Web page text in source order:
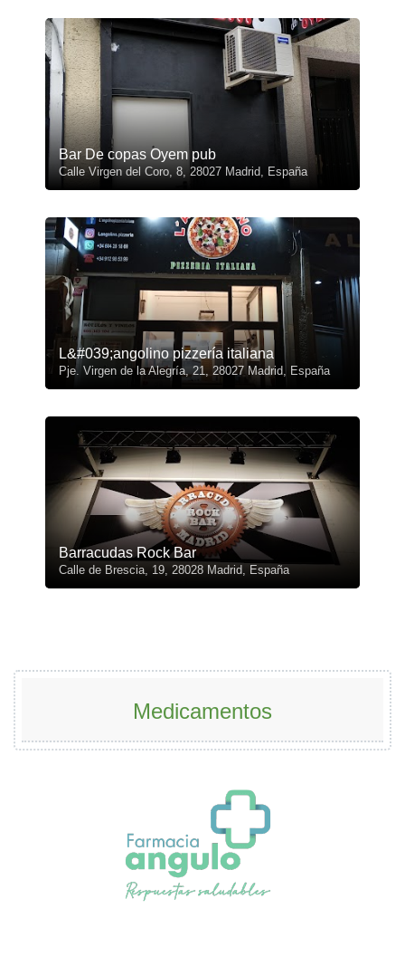
Bar De copas Oyem pub
Calle Virgen del Coro, 8, 28027 Madrid, España
L&#039;angolino pizzería italiana
Pje. Virgen de la Alegría, 21, 28027 Madrid, España
Barracudas Rock Bar
Calle de Brescia, 19, 28028 Madrid, España
Medicamentos